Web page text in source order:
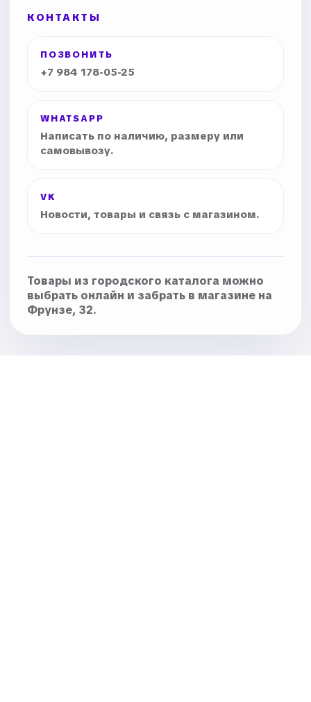
КОНТАКТЫ
ПОЗВОНИТЬ
+7 984 178-05-25
WHATSAPP
Написать по наличию, размеру или
самовывозу.
VK
Новости, товары и связь с магазином.
Товары из городского каталога можно
выбрать онлайн и забрать в магазине на
Фрунзе, 32.